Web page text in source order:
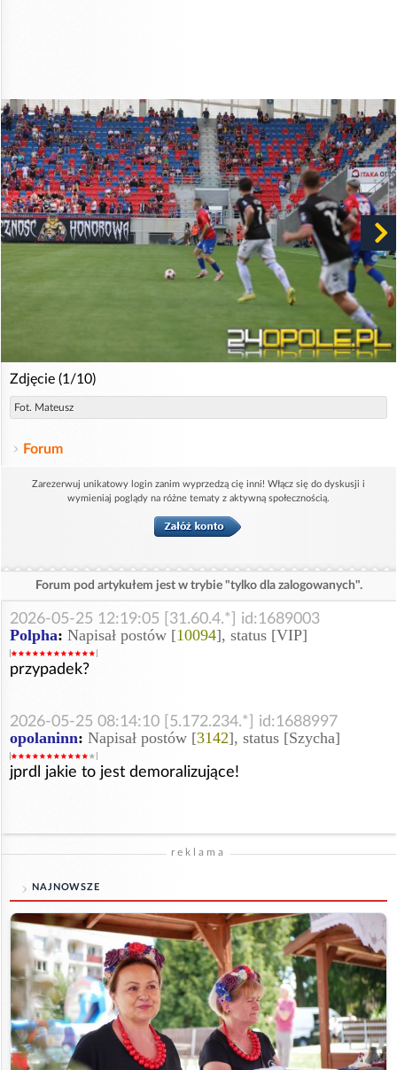
Zdjęcie (1/10)
Fot. Mateusz
Forum
Zarezerwuj unikatowy login zanim wyprzedzą cię inni! Włącz się do dyskusji i
wymieniaj poglądy na różne tematy z aktywną społecznością.
Forum pod artykułem jest w trybie "tylko dla zalogowanych".
2026-05-25 12:19:05 [31.60.4.*] id:1689003
Polpha: Napisał postów [10094], status [VIP]
przypadek?
2026-05-25 08:14:10 [5.172.234.*] id:1688997
opolaninn: Napisał postów [3142], status [Szycha]
jprdl jakie to jest demoralizujące!
reklama
NAJNOWSZE